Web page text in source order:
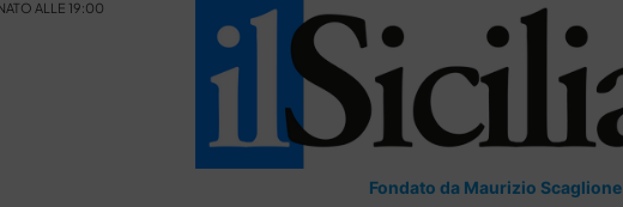
ALLE 19:00
Fondato da Maurizio Scaglione